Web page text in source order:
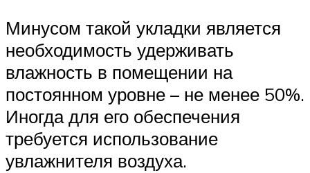
Минусом такой укладки является
необходимость удерживать
влажность в помещении на
постоянном уровне – не менее 50%.
Иногда для его обеспечения
требуется использование
увлажнителя воздуха.